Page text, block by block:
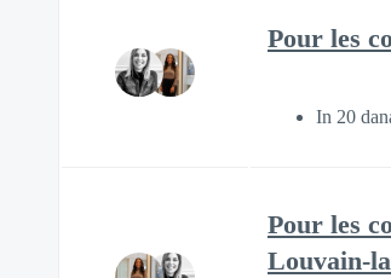
Pour les
In 20
Pour les
Louvain-